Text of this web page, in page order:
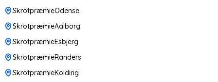
SkrotpræmieOdense
SkrotpræmieAalborg
SkrotpræmieEsbjerg
SkrotpræmieRanders
SkrotpræmieKolding